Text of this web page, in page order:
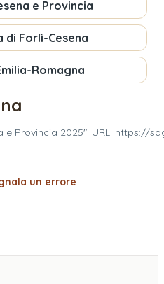
e Provincia
di Forlì-Cesena
Romagna
e Provincia 2025". URL:
un errore